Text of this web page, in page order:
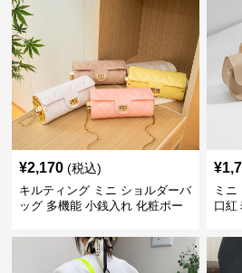
¥2,170 (税込)
キルティング ミニ ショルダーバ
ッグ 多機能 小銭入れ 化粧ポー
¥
ミ
口紅